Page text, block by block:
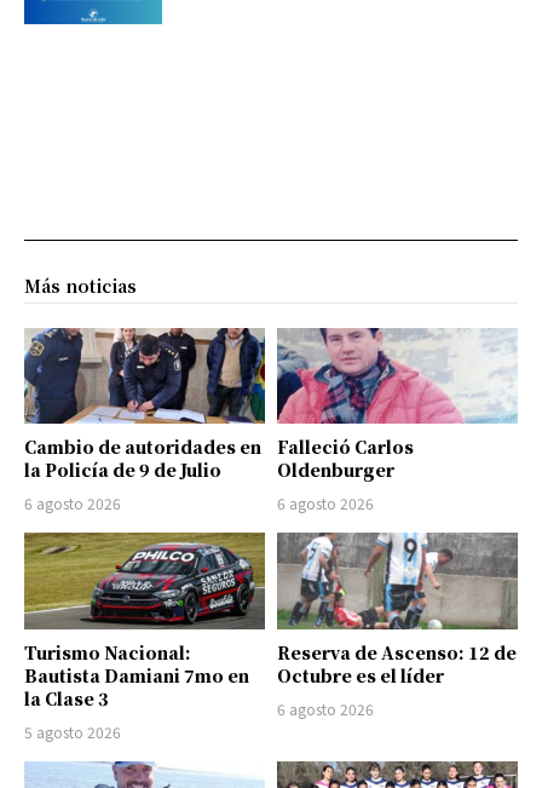
Más noticias
Cambio de autoridades en
la Policía de 9 de Julio
6 agosto 2026
Falleció Carlos
Oldenburger
6 agosto 2026
Turismo Nacional:
Bautista Damiani 7mo en
la Clase 3
5 agosto 2026
Reserva de Ascenso: 12 de
Octubre es el líder
6 agosto 2026